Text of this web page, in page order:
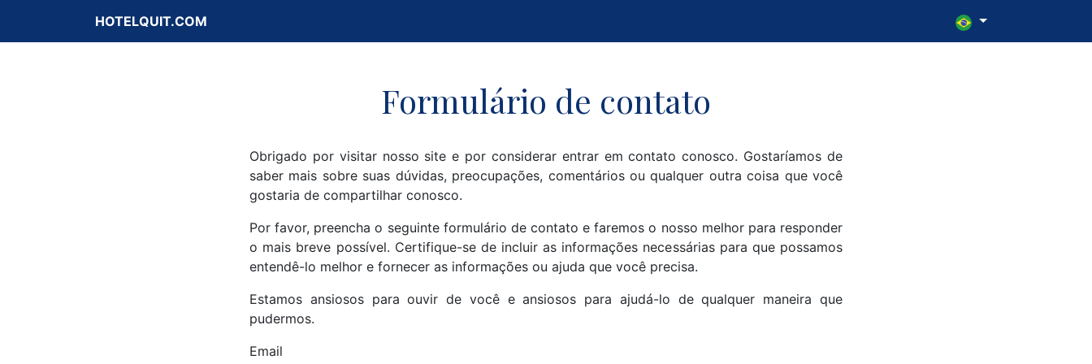
HOTELQUIT.COM
Formulário de contato
Obrigado por visitar nosso site e por considerar entrar em contato conosco. Gostaríamos de
saber mais sobre suas dúvidas, preocupações, comentários ou qualquer outra coisa que você
gostaria de compartilhar conosco.
Por favor, preencha o seguinte formulário de contato e faremos o nosso melhor para responder
o mais breve possível. Certifique-se de incluir as informações necessárias para que possamos
entendê-lo melhor e fornecer as informações ou ajuda que você precisa.
Estamos ansiosos para ouvir de você e ansiosos para ajudá-lo de qualquer maneira que
pudermos.
Email